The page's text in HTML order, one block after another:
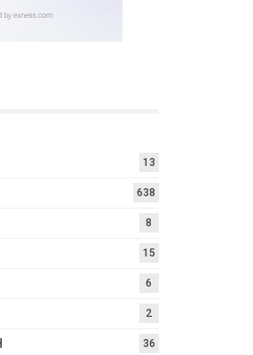
13
638
8
15
6
2
36